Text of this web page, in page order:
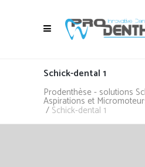
Schick-dental 1
Prodenthèse - solutions
Aspirations et
/ Schick-dental 1